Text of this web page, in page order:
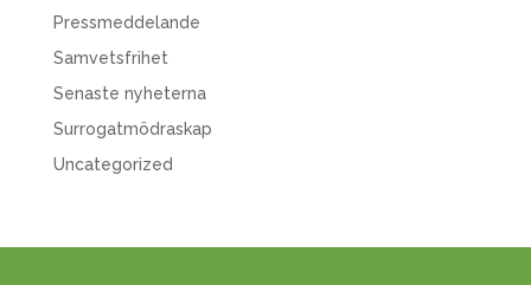
Pressmeddelande
Samvetsfrihet
Senaste nyheterna
Surrogatmödraskap
Uncategorized